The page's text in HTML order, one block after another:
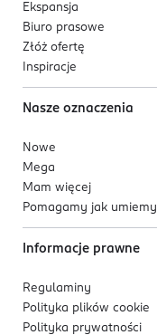
Ekspansja
Biuro prasowe
Złóż ofertę
Inspiracje
Nasze oznaczenia
Nowe
Mega
Mam więcej
Pomagamy jak umiemy
Informacje prawne
Regulaminy
Polityka plików cookie
Polityka prywatności